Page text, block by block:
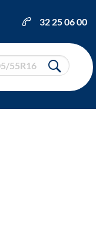
32 25 06 00